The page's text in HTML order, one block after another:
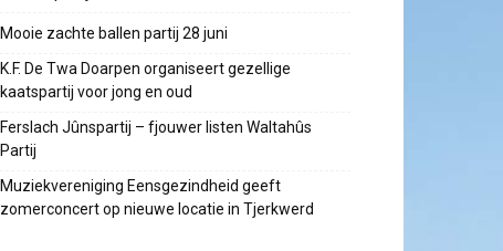
Mooie zachte ballen partij 28 juni
K.F. De Twa Doarpen organiseert gezellige
kaatspartij voor jong en oud
Ferslach Jûnspartij – fjouwer listen Waltahûs
Partij
Muziekvereniging Eensgezindheid geeft
zomerconcert op nieuwe locatie in Tjerkwerd